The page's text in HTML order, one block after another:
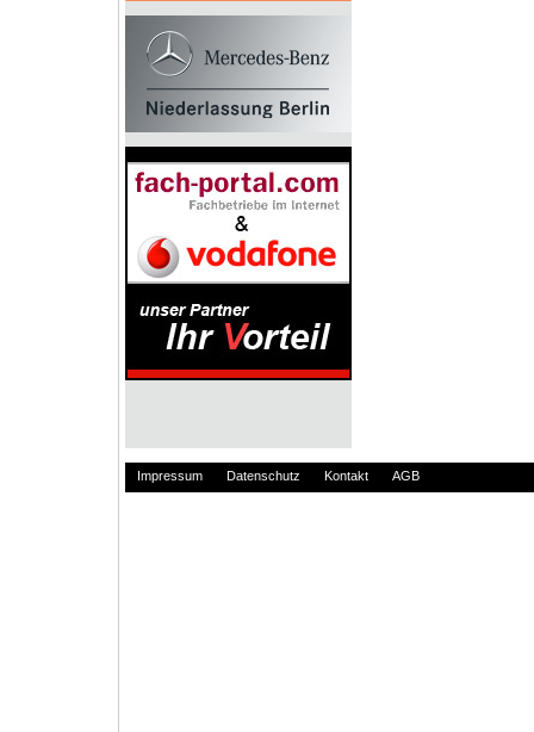
Impressum Datenschutz Kontakt AGB